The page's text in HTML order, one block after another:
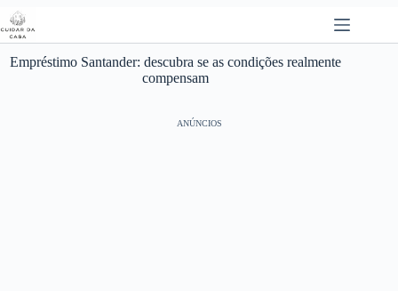
Pular
para
o
conteúdo
Empréstimo Santander: descubra se as condições realmente
compensam
ANÚNCIOS